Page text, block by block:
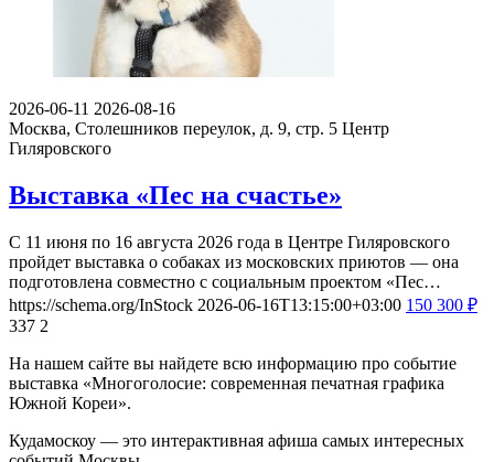
2026-06-11 2026-08-16
Москва, Столешников переулок, д. 9, стр. 5 Центр
Гиляровского
Выставка «Пес на счастье»
С 11 июня по 16 августа 2026 года в Центре Гиляровского
пройдет выставка о собаках из московских приютов — она
подготовлена совместно с социальным проектом «Пес…
https://schema.org/InStock 2026-06-16T13:15:00+03:00 150 300 ₽
337 2
На нашем сайте вы найдете всю информацию про событие
выставка «Многоголосие: современная печатная графика
Южной Кореи».
Кудамоскоу — это интерактивная афиша самых интересных